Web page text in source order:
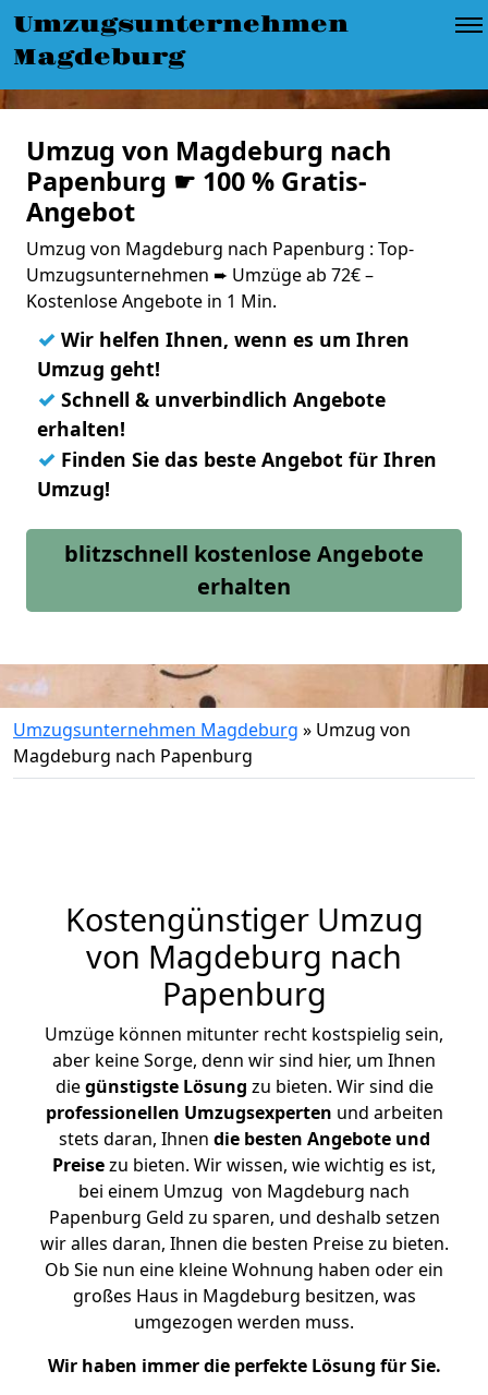
Umzugsunternehmen
Magdeburg
Umzug von Magdeburg nach
Papenburg ☛ 100 % Gratis-
Angebot
Umzug von Magdeburg nach Papenburg : Top-
Umzugsunternehmen ➨ Umzüge ab 72€ –
Kostenlose Angebote in 1 Min.
✓ Wir helfen Ihnen, wenn es um Ihren
Umzug geht!
✓ Schnell & unverbindlich Angebote
erhalten!
✓ Finden Sie das beste Angebot für Ihren
Umzug!
blitzschnell kostenlose Angebote
erhalten
Umzugsunternehmen Magdeburg » Umzug von
Magdeburg nach Papenburg
Kostengünstiger Umzug
von Magdeburg nach
Papenburg
Umzüge können mitunter recht kostspielig sein,
aber keine Sorge, denn wir sind hier, um Ihnen
diegünstigste Lösung zu bieten. Wir sind die
professionellen Umzugsexperten und arbeiten
stets daran, Ihnen die besten Angebote und
Preisezu bieten. Wir wissen, wie wichtig es ist,
bei einem Umzug von Magdeburg nach
Papenburg Geld zu sparen, und deshalb setzen
wir alles daran, Ihnen die besten Preise zu bieten.
Ob Sie nun eine kleine Wohnung haben oder ein
großes Haus in Magdeburg besitzen, was
umgezogen werden muss.
Wir haben immer die perfekte Lösung für Sie.